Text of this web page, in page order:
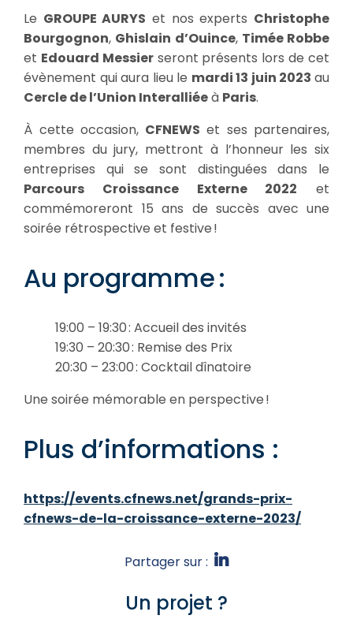
Le GROUPE AURYS et nos experts Christophe
Bourgognon, Ghislain d’Ouince, Timée Robbe
et Edouard Messierseront présents lors de cet
évènement qui aura lieu le mardi 13 juin 2023au
Cercle de l’Union Interalliéeà Paris.
À cette occasion, CFNEWS et ses partenaires,
membres du jury, mettront à l’honneur les six
entreprises qui se sont distinguées dans le
Parcours Croissance Externe 2022 et
commémoreront 15 ans de succès avec une
soirée rétrospective et festive !
Au programme :
19:00 – 19:30 : Accueil des invités
19:30 – 20:30 : Remise des Prix
20:30 – 23:00 : Cocktail dînatoire
Une soirée mémorable en perspective !
Plus d’informations :
https://events.cfnews.net/grands-prix-
cfnews-de-la-croissance-externe-2023/
Partager sur :
Un projet ?